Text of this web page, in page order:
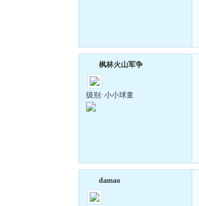
枫林火山军争
级别: 小小球童
damao